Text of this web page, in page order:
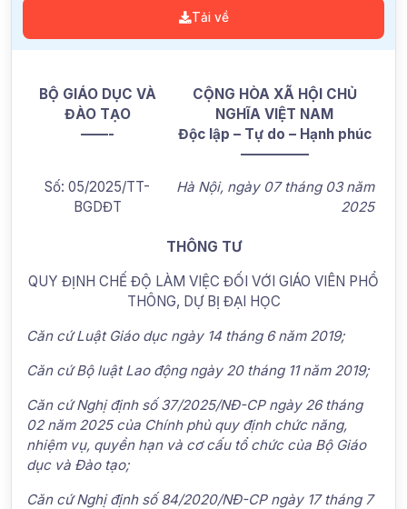
Tải về
BỘ GIÁO DỤC VÀ
ĐÀO TẠO
——-
CỘNG HÒA XÃ HỘI CHỦ
NGHĨA VIỆT NAM
Độc lập – Tự do – Hạnh phúc
—————
Số: 05/2025/TT-
BGDĐT
Hà Nội, ngày 07 tháng 03 năm
2025
THÔNG TƯ
QUY ĐỊNH CHẾ ĐỘ LÀM VIỆC ĐỐI VỚI GIÁO VIÊN PHỔ
THÔNG, DỰ BỊ ĐẠI HỌC
Căn cứ Luật Giáo dục ngày 14 tháng 6 năm 2019;
Căn cứ Bộ luật Lao động ngày 20 tháng 11 năm 2019;
Căn cứ Nghị định số 37/2025/NĐ-CP ngày 26 tháng
02 năm 2025 của Chính phủ quy định chức năng,
nhiệm vụ, quyền hạn và cơ cấu tổ chức của Bộ Giáo
dục và Đào tạo;
Căn cứ Nghị định số 84/2020/NĐ-CP ngày 17 tháng 7